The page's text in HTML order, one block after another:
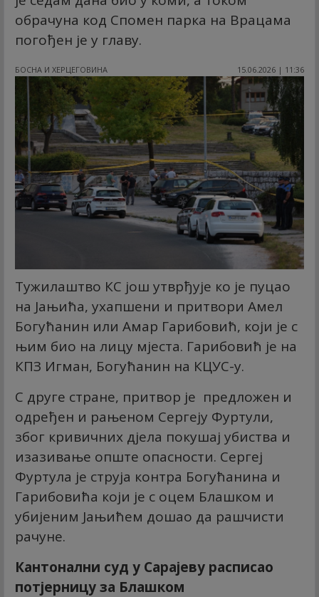
обрачуна код Спомен парка на Врацама
погођен је у главу.
БОСНА И ХЕРЦЕГОВИНА 15.06.2026 | 11:36
Тужилаштво КС још утврђује ко је пуцао
на Јањића, ухапшени и притвори Амел
Богућанин или Амар Гарибовић, који је с
њим био на лицу мјеста. Гарибовић је на
КПЗ Игман, Богућанин на КЦУС-у.
С друге стране, притвор је предложен и
одређен и рањеном Сергеју Фуртули,
због кривичних дјела покушај убиства и
изазивање опште опасности. Сергеј
Фуртула је струја контра Богућанина и
Гарибовића који је с оцем Блашком и
убијеним Јањићем дошао да рашчисти
рачуне.
Кантонални суд у Сарајеву расписао
потјерницу за Блашком